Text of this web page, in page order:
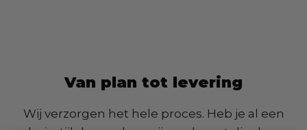
Van plan tot levering
Wij verzorgen het hele proces. Heb je al een